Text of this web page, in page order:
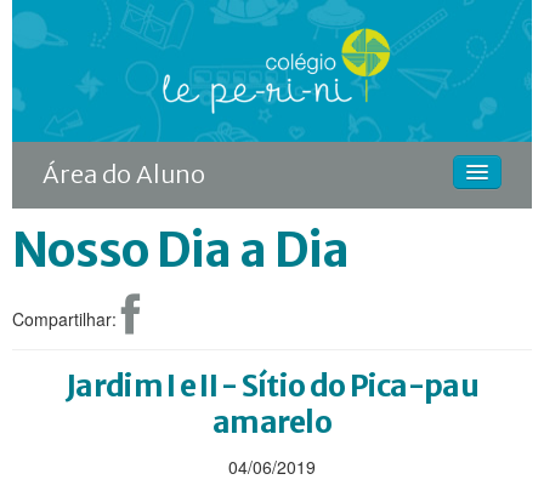
Área do Aluno
CURSOS
DIFERENCIAIS
Nosso Dia a Dia
Compartilhar:
Jardim I e II - Sítio do Pica-pau
amarelo
04/06/2019